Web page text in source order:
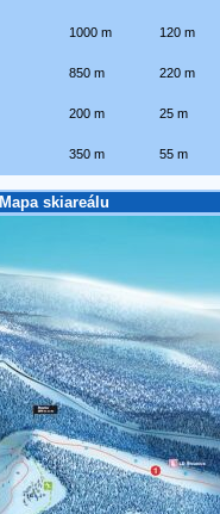
1000 m 120 m
850 m 220 m
200 m 25 m
350 m 55 m
Mapa skiareálu